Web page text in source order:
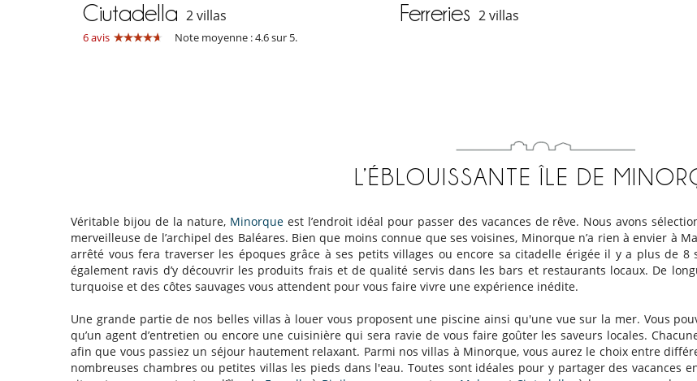
Ciutadella 2 villas
6 avis Note moyenne : 4.6 sur 5.
Ferreries 2 villas
L’ÉBLOUISSANTE ÎLE DE
Véritable bijou de la nature, Minorqueest l’endroit idéal pour passer des vacances de rêve. Nous avons
merveilleuse de l’archipel des Baléares. Bien que moins connue que ses voisines, Minorque n’a rien à envier à
arrêté vous fera traverser les époques grâce à ses petits villages ou encore sa citadelle érigée il y a plus de 8
également ravis d’y découvrir les produits frais et de qualité servis dans les bars et restaurants locaux. De
turquoise et des côtes sauvages vous attendent pour vous faire vivre une expérience inédite.
Une grande partie de nos belles villas à louer vous proposent une piscine ainsi qu'une vue sur la mer. Vous
qu’un agent d’entretien ou encore une cuisinière qui sera ravie de vous faire goûter les saveurs locales.
afin que vous passiez un séjour hautement relaxant. Parmi nos villas à Minorque, vous aurez le choix entre
nombreuses chambres ou petites villas les pieds dans l'eau. Toutes sont idéales pour y partager des vacances